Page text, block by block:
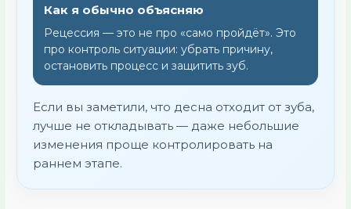
Как я обычно объясняю
Рецессия — это не про «само пройдёт». Это
про контроль ситуации: убрать причину,
остановить процесс и защитить зуб.
Если вы заметили, что десна отходит от зуба,
лучше не откладывать — даже небольшие
изменения проще контролировать на
раннем этапе.